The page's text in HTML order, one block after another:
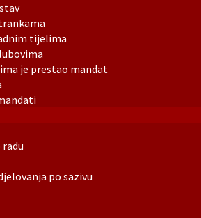
tijelima
je prestao mandat
po sazivu